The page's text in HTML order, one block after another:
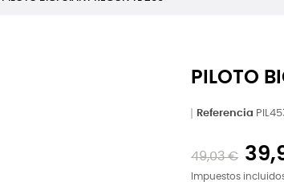
PILOTO
Referencia
49,03 €
Impuestos